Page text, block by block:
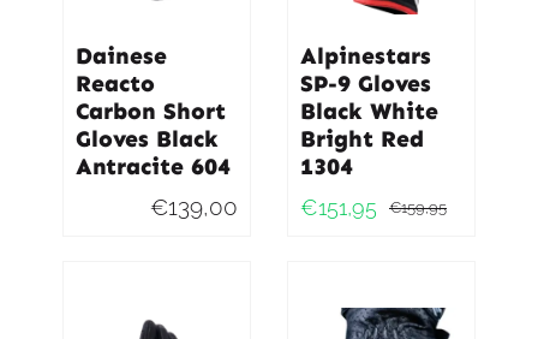
Dainese
Reacto
Carbon Short
Gloves Black
Antracite 604
€139,00
Alpinestars
SP-9 Gloves
Black White
Bright Red
1304
€159,95
€151,95